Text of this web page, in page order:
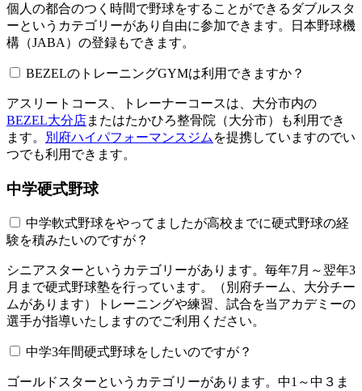
個人の都合のつく時間で野球をすることができるダブルスタ
ーというカテゴリーがあり自由に参加できます。日本野球機
構（JABA）の登録もできます。
BEZELのトレーニングGYMは利用できますか？​​​​​
アスリートコース、トレーナーコースは、大分市内の
BEZEL大分店またはたかひろ整骨院（大分市）も利用でき
ます。
別府ハイパフォーマンスジム を提携していますのでい
つでも利用できます。
中学硬式野球
中学軟式野球をやってましたが高校までに硬式野球の経
験を積みたいのですが？
シニアスターというカテゴリーがあります。毎年7月～翌年3
月まで硬式野球塾を行っています。（別府チーム、大分チー
ムがあります）トレーニングや練習、試合を当アカデミーの
選手が指導いたしますのでご利用ください。
中学3年間硬式野球をしたいのですが？
ゴールドスターというカテゴリーがあります。中1～中３ま